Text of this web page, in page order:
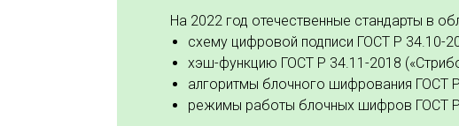
На 2022 год отечественные стандарты в
схему цифровой подписи ГОСТ Р 34.10-
хэш-функцию ГОСТ Р 34.11-2018
алгоритмы блочного шифрования ГОСТ
режимы работы блочных шифров ГОСТ